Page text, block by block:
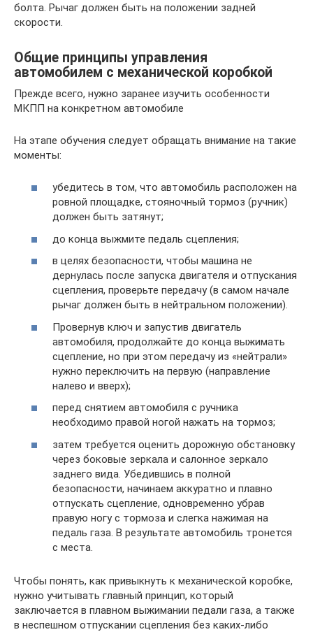
болта. Рычаг должен быть на положении задней
скорости.
Общие принципы управления
автомобилем с механической коробкой
Прежде всего, нужно заранее изучить особенности
МКПП на конкретном автомобиле
На этапе обучения следует обращать внимание на такие
моменты:
убедитесь в том, что автомобиль расположен на
ровной площадке, стояночный тормоз (ручник)
должен быть затянут;
до конца выжмите педаль сцепления;
в целях безопасности, чтобы машина не
дернулась после запуска двигателя и отпускания
сцепления, проверьте передачу (в самом начале
рычаг должен быть в нейтральном положении).
Провернув ключ и запустив двигатель
автомобиля, продолжайте до конца выжимать
сцепление, но при этом передачу из «нейтрали»
нужно переключить на первую (направление
налево и вверх);
перед снятием автомобиля с ручника
необходимо правой ногой нажать на тормоз;
затем требуется оценить дорожную обстановку
через боковые зеркала и салонное зеркало
заднего вида. Убедившись в полной
безопасности, начинаем аккуратно и плавно
отпускать сцепление, одновременно убрав
правую ногу с тормоза и слегка нажимая на
педаль газа. В результате автомобиль тронется
с места.
Чтобы понять, как привыкнуть к механической коробке,
нужно учитывать главный принцип, который
заключается в плавном выжимании педали газа, а также
в неспешном отпускании сцепления без каких-либо